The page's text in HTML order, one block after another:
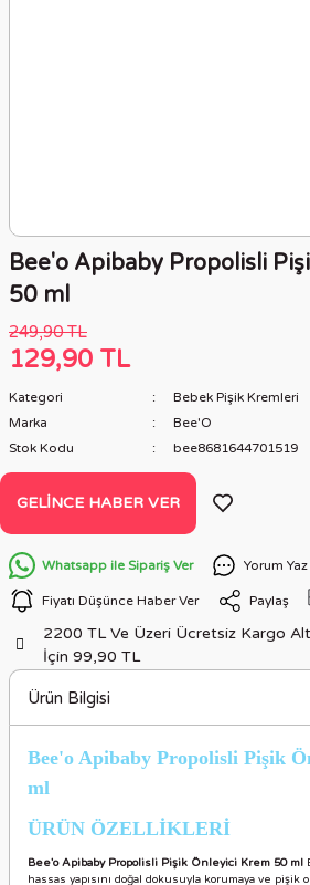
Bee'o Apibaby Propolisli
50 ml
249,90 TL
129,90 TL
Kategori
Bebek Pişik Kremleri
Marka
Bee'O
Stok Kodu
bee8681644701519
GELINCE HABER VER
Whatsapp ile Sipariş Ver Yorum Yaz
Fiyatı Düşünce Haber Ver Paylaş
2200 TL Ve Üzeri Ücretsiz Kargo
İçin 99,90 TL
Ürün Bilgisi
Bee'o Apibaby Propolisli Pişik
ml
ÜRÜN ÖZELLİKLERİ
Bee'o Apibaby Propolisli Pişik Önleyici Krem 50 ml
hassas yapısını doğal dokusuyla korumaya ve